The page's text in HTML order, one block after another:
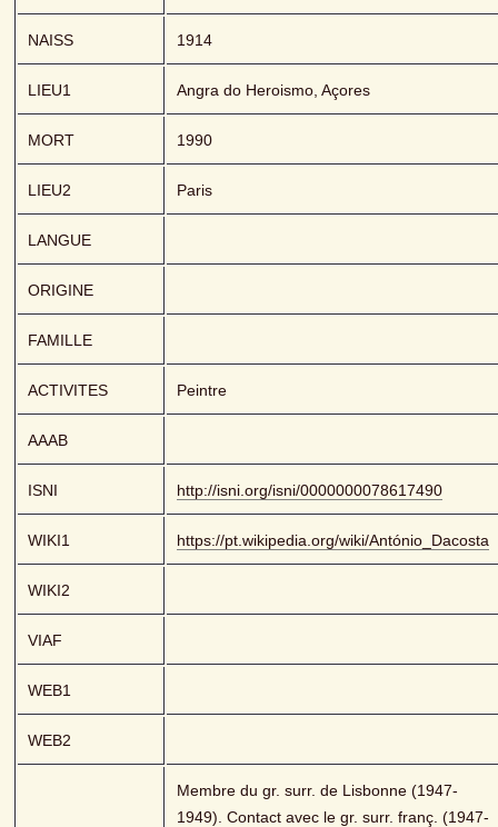
NAISS 1914
LIEU1 Angra do Heroismo, Açores
MORT 1990
LIEU2 Paris
LANGUE
ORIGINE
FAMILLE
ACTIVITES Peintre
AAAB
ISNI http://isni.org/isni/0000000078617490
WIKI1 https://pt.wikipedia.org/wiki/António_Dacosta
WIKI2
VIAF
WEB1
WEB2
Membre du gr. surr. de Lisbonne (1947-
1949). Contact avec le gr. surr. franç. (1947-